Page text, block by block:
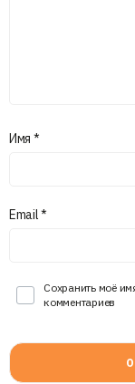
Имя *
Email*
Сохранить моё
комментариев